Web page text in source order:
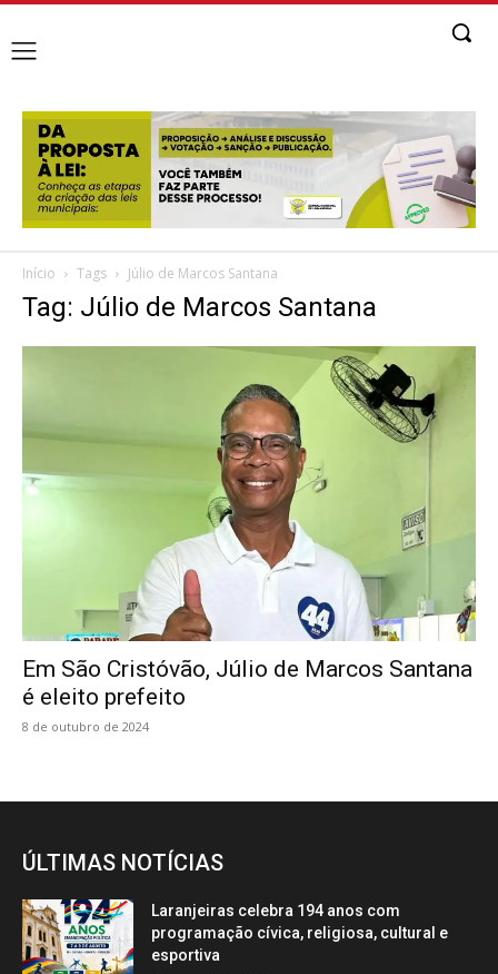
Início Tags Júlio de Marcos Santana
Tag: Júlio de Marcos Santana
Em São Cristóvão, Júlio de Marcos Santana
é eleito prefeito
8 de outubro de 2024
ÚLTIMAS NOTÍCIAS
Laranjeiras celebra 194 anos com
programação cívica, religiosa, cultural e
esportiva